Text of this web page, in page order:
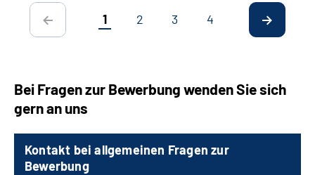
1 2 3 4
Bei Fragen zur Bewerbung wenden Sie sich
gern an uns
Kontakt bei allgemeinen Fragen zur
Bewerbung